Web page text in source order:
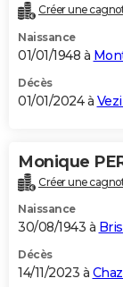
Créer une
Naissance
01/01/1948 à
Décès
01/01/2024 à
Monique
Créer une
Naissance
30/08/1943 à
Décès
14/11/2023 à